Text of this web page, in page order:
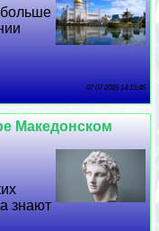
больше
07 07 2026 14:15:46
Македонском
знают